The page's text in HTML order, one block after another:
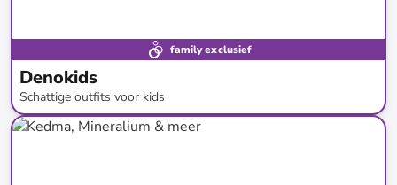
family exclusief
Denokids
Schattige outfits voor kids
tot-80%*